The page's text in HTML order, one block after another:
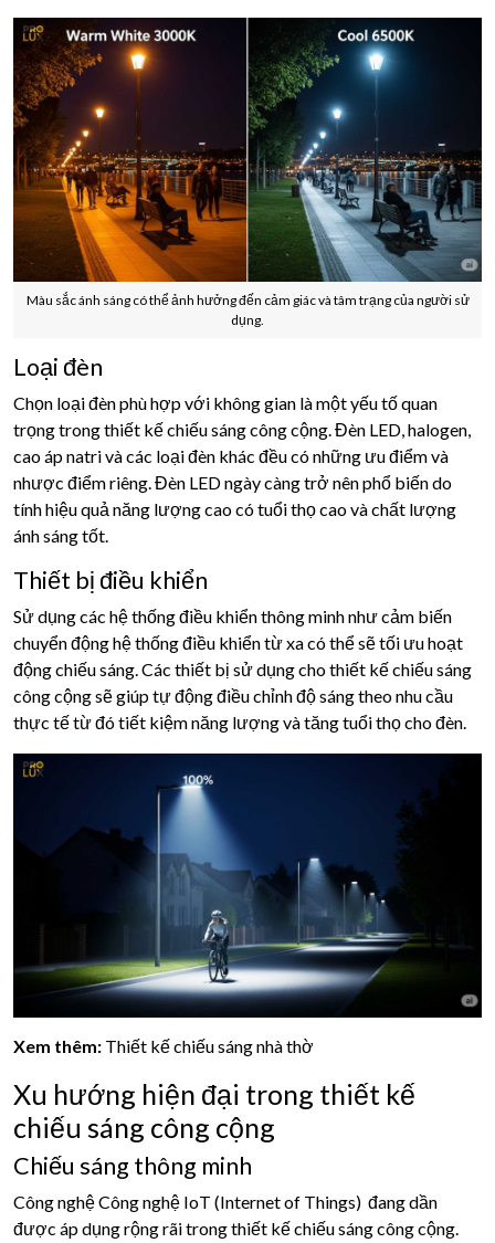
Màu sắc ánh sáng có thể ảnh hưởng đến cảm giác và tâm trạng của người sử
dụng.
Loại đèn
Chọn loại đèn phù hợp với không gian là một yếu tố quan
trọng trong thiết kế chiếu sáng công cộng. Đèn LED, halogen,
cao áp natri và các loại đèn khác đều có những ưu điểm và
nhược điểm riêng. Đèn LED ngày càng trở nên phổ biến do
tính hiệu quả năng lượng cao có tuổi thọ cao và chất lượng
ánh sáng tốt.
Thiết bị điều khiển
Sử dụng các hệ thống điều khiển thông minh như cảm biến
chuyển động hệ thống điều khiển từ xa có thể sẽ tối ưu hoạt
động chiếu sáng. Các thiết bị sử dụng cho thiết kế chiếu sáng
công cộng sẽ giúp tự động điều chỉnh độ sáng theo nhu cầu
thực tế từ đó tiết kiệm năng lượng và tăng tuổi thọ cho đèn.
Xem thêm: Thiết kế chiếu sáng nhà thờ
Xu hướng hiện đại trong thiết kế
chiếu sáng công cộng
Chiếu sáng thông minh
Công nghệ Công nghệ IoT (Internet of Things) đang dần
được áp dụng rộng rãi trong thiết kế chiếu sáng công cộng.